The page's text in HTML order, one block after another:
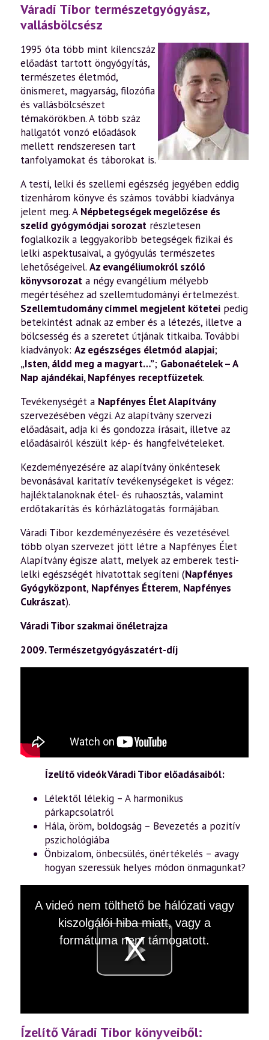
Váradi Tibor természetgyógyász,
vallásbölcsész
1995 óta több mint kilencszáz
előadást tartott öngyógyítás,
természetes életmód,
önismeret, magyarság, filozófia
és vallásbölcsészet
témakörökben. A több száz
hallgatót vonzó előadások
mellett rendszeresen tart
tanfolyamokat és táborokat is.
A testi, lelki és szellemi egészség jegyében eddig
tizenhárom könyve és számos további kiadványa
jelent meg. A Népbetegségek megelőzése és
szelíd gyógymódjai sorozat részletesen
foglalkozik a leggyakoribb betegségek fizikai és
lelki aspektusaival, a gyógyulás természetes
lehetőségeivel. Az evangéliumokról szóló
könyvsorozat a négy evangélium mélyebb
megértéséhez ad szellemtudományi értelmezést.
Szellemtudomány címmel megjelent kötetei pedig
betekintést adnak az ember és a létezés, illetve a
bölcsesség és a szeretet útjának titkaiba. További
kiadványok: Az egészséges életmód alapjai;
„Isten, áldd meg a magyart…”; Gabonaételek – A
Nap ajándékai,Napfényes receptfüzetek.
Tevékenységét a Napfényes Élet Alapítvány
szervezésében végzi. Az alapítvány szervezi
előadásait, adja ki és gondozza írásait, illetve az
előadásairól készült kép- és hangfelvételeket.
Kezdeményezésére az alapítvány önkéntesek
bevonásával karitatív tevékenységeket is végez:
hajléktalanoknak étel- és ruhaosztás, valamint
erdőtakarítás és kórházlátogatás formájában.
Váradi Tibor kezdeményezésére és vezetésével
több olyan szervezet jött létre a Napfényes Élet
Alapítvány égisze alatt, melyek az emberek testi-
lelki egészségét hivatottak segíteni (Napfényes
Gyógyközpont, Napfényes Étterem, Napfényes
Cukrászat).
Váradi Tibor szakmai önéletrajza
2009. Természetgyógyászatért-díj
Ízelítő videók Váradi Tibor előadásaiból:
Lélektől lélekig – A harmonikus
párkapcsolatról
Hála, öröm, boldogság – Bevezetés a pozitív
pszichológiába
Önbizalom, önbecsülés, önértékelés – avagy
hogyan szeressük helyes módon önmagunkat?
Videó
A videó nem tölthető be hálózati vagy
kiszolgálói hiba miatt, vagy a
formátuma nem támogatott.
Ízelítő Váradi Tibor könyveiből: